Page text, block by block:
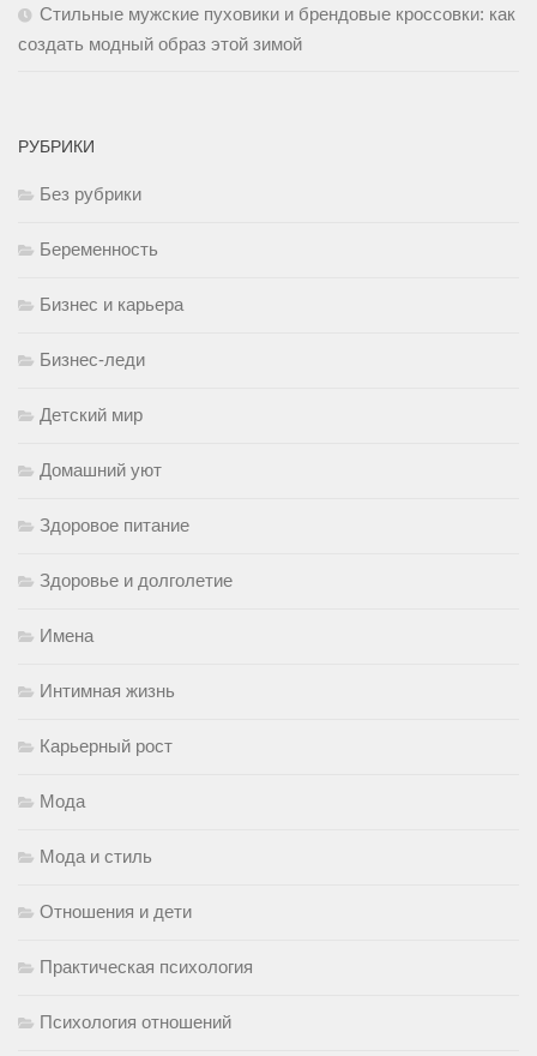
Стильные мужские пуховики и брендовые кроссовки: как
создать модный образ этой зимой
РУБРИКИ
Без рубрики
Беременность
Бизнес и карьера
Бизнес-леди
Детский мир
Домашний уют
Здоровое питание
Здоровье и долголетие
Имена
Интимная жизнь
Карьерный рост
Мода
Мода и стиль
Отношения и дети
Практическая психология
Психология отношений